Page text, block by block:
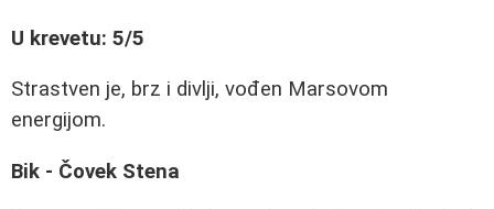
U krevetu: 5/5
Strastven je, brz i divlji, vođen Marsovom
energijom.
Bik - Čovek Stena